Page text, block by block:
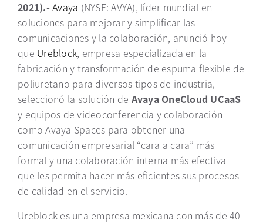
2021).- Avaya (NYSE: AVYA), líder mundial en
soluciones para mejorar y simplificar las
comunicaciones y la colaboración, anunció hoy
que Ureblockse abre en una pestaña nueva
, empresa especializada en la
fabricación y transformación de espuma flexible de
poliuretano para diversos tipos de industria,
seleccionó la solución de Avaya OneCloud UCaaS
y equipos de videoconferencia y colaboración
como Avaya Spaces para obtener una
comunicación empresarial “cara a cara” más
formal y una colaboración interna más efectiva
que les permita hacer más eficientes sus procesos
de calidad en el servicio.
Ureblock es una empresa mexicana con más de 40